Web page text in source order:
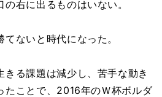
右に出るものはいない。
ないと時代になった。
る課題は減少し、苦手な動き
たことで、2016年のＷ杯ボルダ